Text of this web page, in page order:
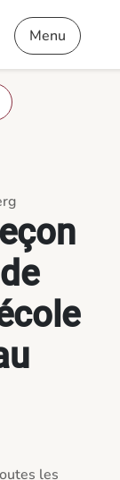
à l'école
Menu
les